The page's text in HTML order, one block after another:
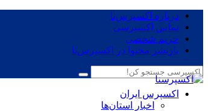
درباره اکسپرس‌نا
تماس اکسپرسی
حریم شخصی
بازنشر محتوا در اکسپرس‌نا
اکسپرس ایران
اخبار استان‌ها